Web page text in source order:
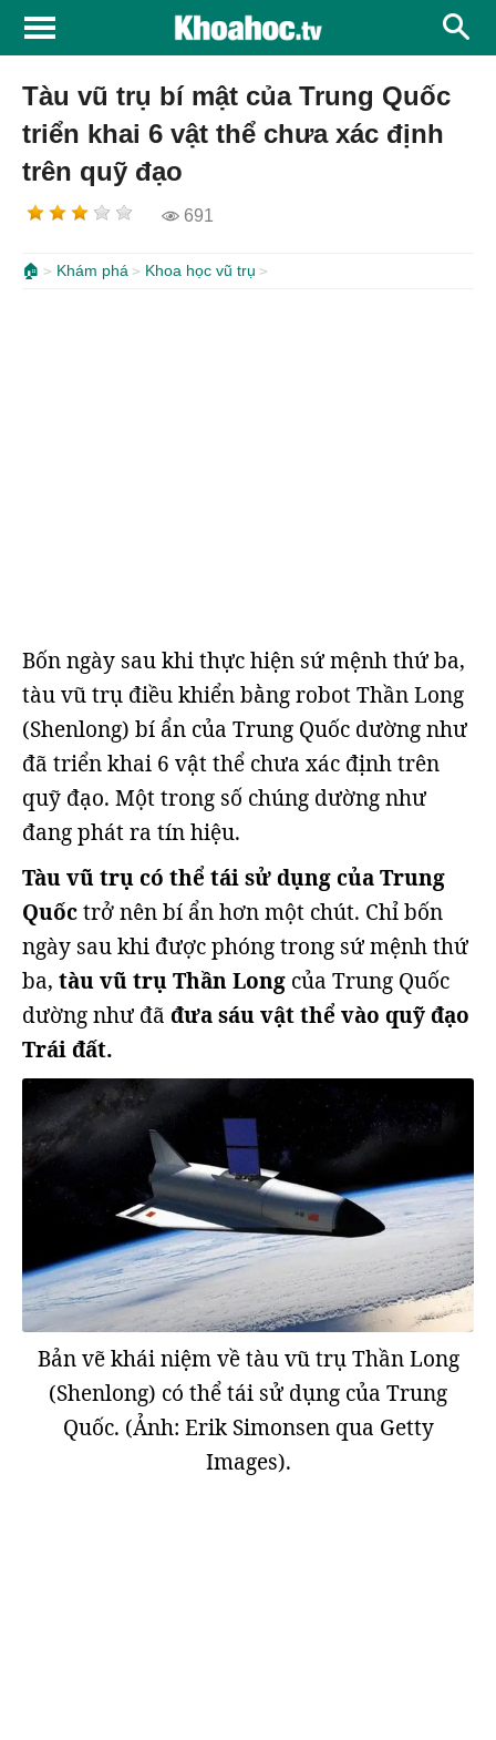
Tàu vũ trụ bí mật của Trung Quốc
triển khai 6 vật thể chưa xác định
trên quỹ đạo
691
🏠 Khám phá Khoa học vũ trụ
Bốn ngày sau khi thực hiện sứ mệnh thứ ba,
tàu vũ trụ điều khiển bằng robot Thần Long
(Shenlong) bí ẩn của Trung Quốc dường như
đã triển khai 6 vật thể chưa xác định trên
quỹ đạo. Một trong số chúng dường như
đang phát ra tín hiệu.
Tàu vũ trụ có thể tái sử dụng của Trung
Quốctrở nên bí ẩn hơn một chút. Chỉ bốn
ngày sau khi được phóng trong sứ mệnh thứ
ba, tàu vũ trụ Thần Long của Trung Quốc
dường như đã đưa sáu vật thể vào quỹ đạo
Trái đất.
Bản vẽ khái niệm về tàu vũ trụ Thần Long
(Shenlong) có thể tái sử dụng của Trung
Quốc. (Ảnh: Erik Simonsen qua Getty
Images).